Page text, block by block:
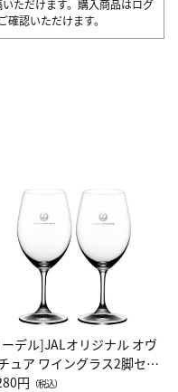
ただけます。購入商品はログ
確認いただけます。
デル]JALオリジナル オヴ
ュア ワイングラス2脚セッ
レッドワイン）
円 （税込）